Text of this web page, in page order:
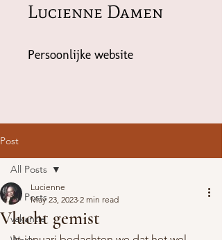
Lucienne Damen
Persoonlijke website
Post
All Posts
vakantie
All Posts
Vlucht gemist
Lucienne
May 23, 2023 2 min read